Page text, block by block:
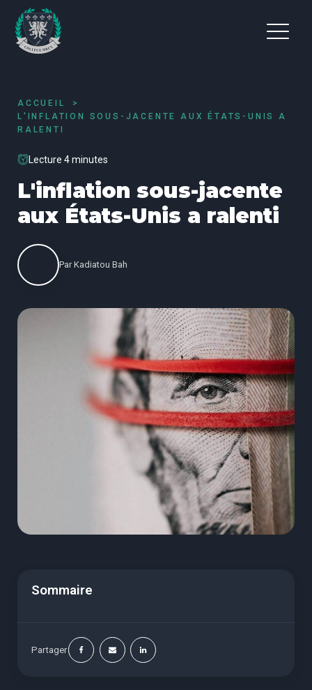
ACCUEIL
L'INFLATION SOUS-JACENTE AUX ÉTATS-UNIS A
RALENTI
Lecture 4 minutes
L'inflation sous-jacente
aux États-Unis a ralenti
Par Kadiatou Bah
Sommaire
Partager